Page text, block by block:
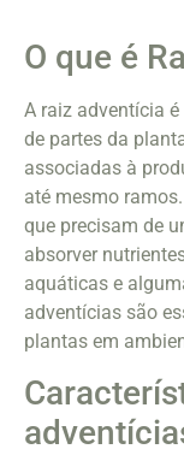
O que é
A raiz adventícia
de partes da
associadas à
até mesmo
que precisam de
absorver
aquáticas e
adventícias são
plantas em